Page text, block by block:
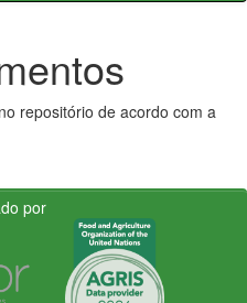
repositório de acordo com a
por